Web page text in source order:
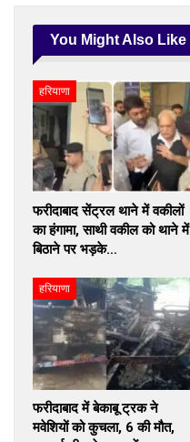
You Might Also Like
हरियाणा
फरीदाबाद सेंट्रल थाने में वकीलों
का हंगामा, साथी वकील को थाने में
बिठाने पर भड़के…
हरियाणा
फरीदाबाद में बेकाबू ट्रक ने
मवेशियों को कुचला, 6 की मौत,